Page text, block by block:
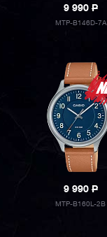
9 990P
MTP-B146D-7A
9 990P
MTP-B160L-2B